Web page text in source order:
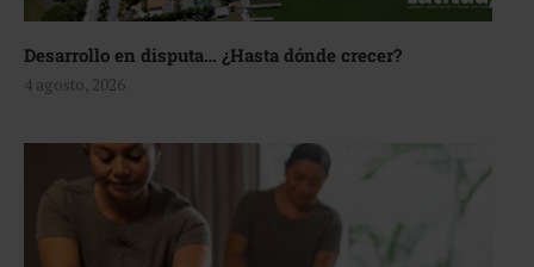
Desarrollo en disputa… ¿Hasta dónde crecer?
4 agosto, 2026